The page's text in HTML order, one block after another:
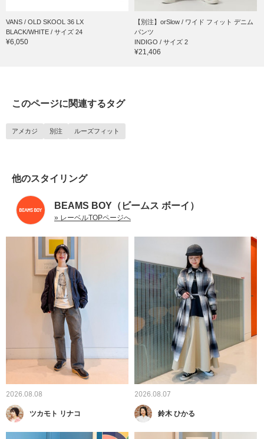
VANS / OLD SKOOL 36 LX
BLACK/WHITE / サイズ 24
¥6,050
【別注】orSlow / ワイド フィット デニム
パンツ
INDIGO / サイズ 2
¥21,406
このページに関連するタグ
アメカジ 別注 ルーズフィット
他のスタイリング
BEAMS BOY（ビームス ボーイ）
» レーベルTOPページへ
2026.08.08
ツカモト リナコ
2026.08.07
鈴木 ひかる